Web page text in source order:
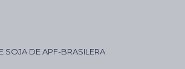
SOJA DE APF-BRASILERA